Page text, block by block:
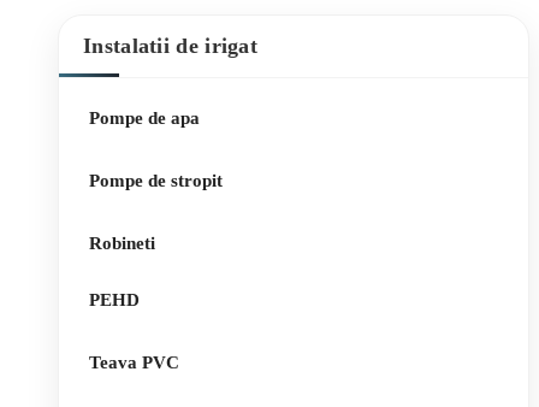
Instalatii de irigat
Pompe de apa
Pompe de stropit
Robineti
PEHD
Teava PVC